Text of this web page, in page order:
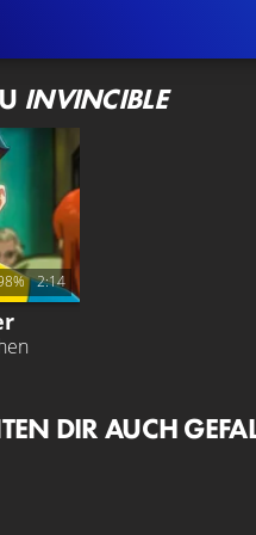
INVINCIBLE
2:14
DIR AUCH